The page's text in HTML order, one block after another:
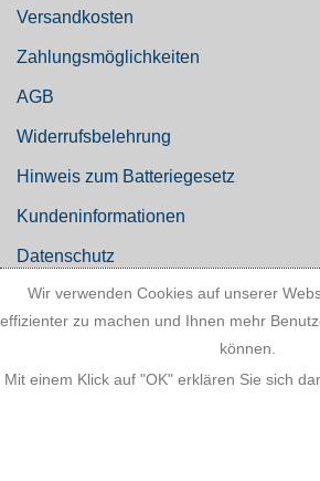
Versandkosten
Zahlungsmöglichkeiten
AGB
Widerrufsbelehrung
Hinweis zum Batteriegesetz
Kundeninformationen
Datenschutz
Wir verwenden Cookies auf unserer
effizienter zu machen und Ihnen mehr
können.
Mit einem Klick auf "OK" erklären Sie sich